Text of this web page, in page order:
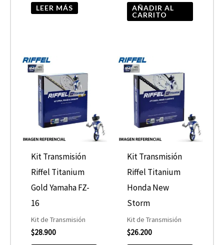
LEER MÁS
AÑADIR AL
CARRITO
Kit Transmisión
Riffel Titanium
Gold Yamaha FZ-
16
Kit de Transmisión
$28.900
Kit Transmisión
Riffel Titanium
Honda New
Storm
Kit de Transmisión
$26.200